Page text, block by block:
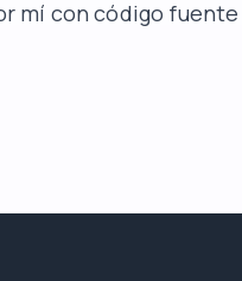
mí con código